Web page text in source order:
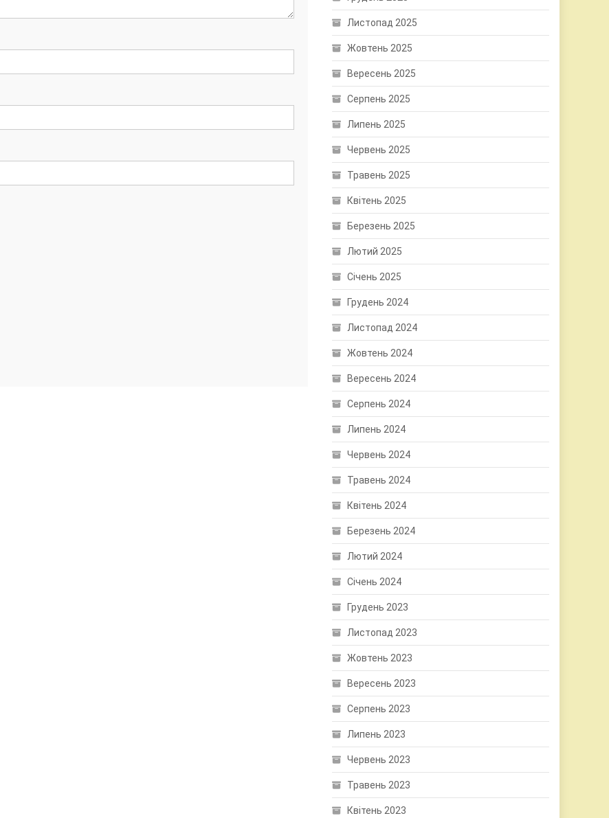
Листопад 2025
Жовтень 2025
Вересень 2025
Серпень 2025
Липень 2025
Червень 2025
Травень 2025
Квітень 2025
Березень 2025
Лютий 2025
Січень 2025
Грудень 2024
Листопад 2024
Жовтень 2024
Вересень 2024
Серпень 2024
Липень 2024
Червень 2024
Травень 2024
Квітень 2024
Березень 2024
Лютий 2024
Січень 2024
Грудень 2023
Листопад 2023
Жовтень 2023
Вересень 2023
Серпень 2023
Липень 2023
Червень 2023
Травень 2023
Квітень 2023